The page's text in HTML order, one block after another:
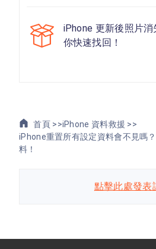
iPhone 更新後照片
你快速找回！
首頁 >>iPhone 資料救援 >>
iPhone重置所有設定資料會不見嗎
料！
點擊此處發表